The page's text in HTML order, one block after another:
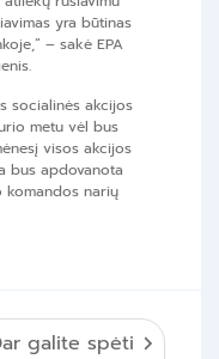
yra būtinas
– sakė EPA
socialinės akcijos
metu vėl bus
visos akcijos
bus apdovanota
narių
galite spėti